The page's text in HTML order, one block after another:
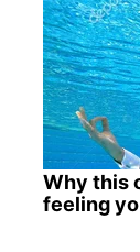
Why this
feeling